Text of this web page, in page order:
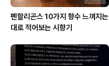
펜할리곤스 10가지 향수 느껴지는
대로 적어보는 시향기